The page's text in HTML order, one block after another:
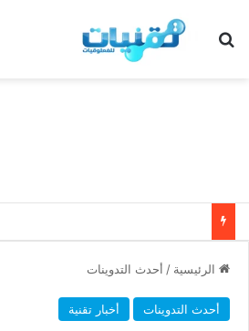
بحث عن
الرئيسية / أحدث التدوينات
أحدث التدوينات أخبار تقنية